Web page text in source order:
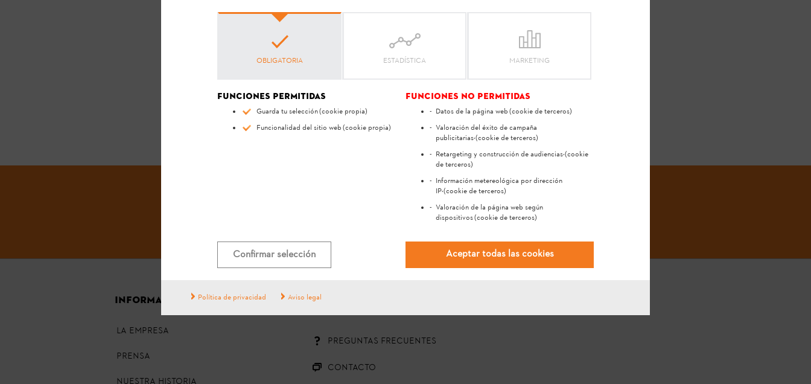
¿Te ha ayudado esta respuesta?
#STIHL
INFORMACIÓN GENERAL
La empresa
Prensa
Nuestra historia
¿Tiene alguna consulta o
PREGUNTAS FRECUENTES
CONTACTO
OBLIGATORIA ESTADÍSTICA MARKETING
Funciones permitidas
Guarda tu selección(cookie propia)
Funcionalidad del sitio web(cookie propia)
Funciones no permitidas
Datos de la página web(cookie de terceros)
Valoración del éxito de campaña
publicitarias·(cookie de terceros)
Retargeting y construcción de audiencias·(cookie
de terceros)
Información metereológica por dirección
IP·(cookie de terceros)
Valoración de la página web según
dispositivos(cookie de terceros)
Confirmar selección Aceptar todas las cookies
Política de privacidad Aviso legal